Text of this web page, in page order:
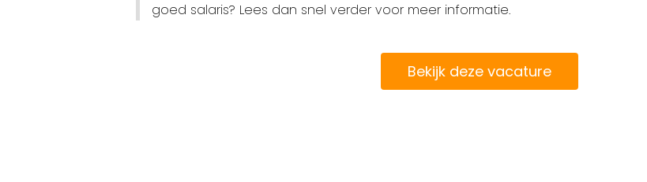
goed salaris? Lees dan snel verder voor meer informatie.
Bekijk deze vacature